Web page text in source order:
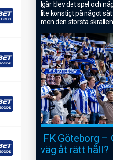
Igår blev det spel och
lite konstigt på något
men den största
IFK Göteborg –
väg åt rätt håll?